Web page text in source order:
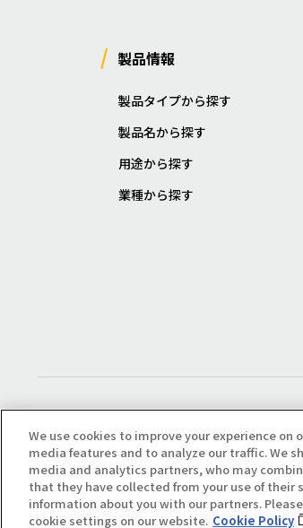
製品情報
製品タイプから探す
製品名から探す
用途から探す
業種から探す
Copyright(C) All Right Reserved. Producted by
We use cookies to improve your experience
media features and to analyze our traffic. We
media and analytics partners, who may
that they have collected from your use of their
information about you with our partners.
cookie settings on our website. Cookie Policy